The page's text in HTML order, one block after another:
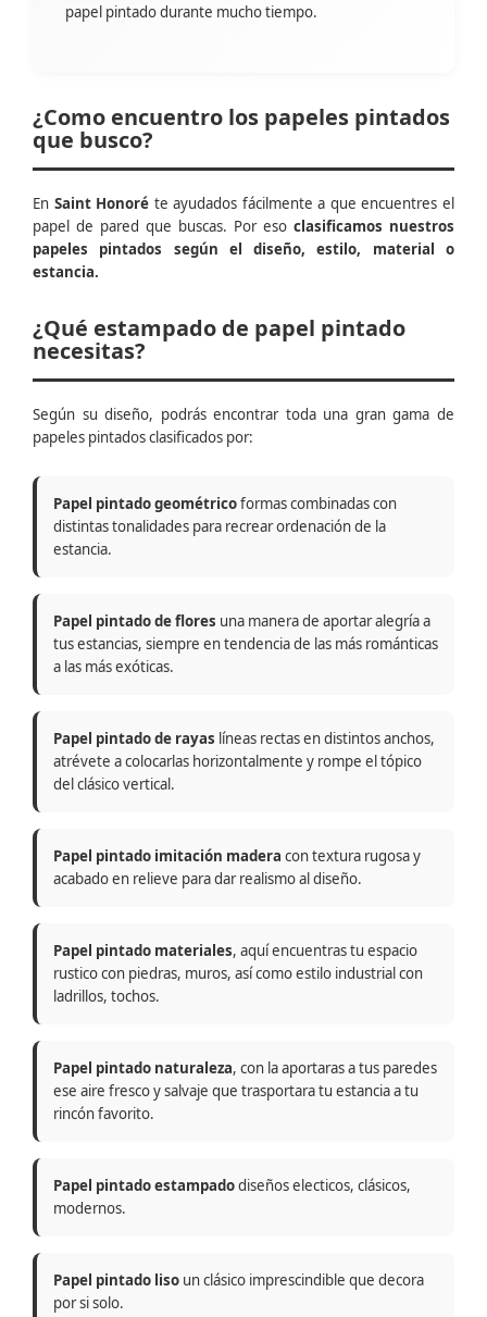
papel pintado durante mucho tiempo.
¿Como encuentro los papeles pintados
que busco?
En Saint Honoré te ayudados fácilmente a que encuentres el
papel de pared que buscas. Por eso clasificamos nuestros
papeles pintados según el diseño, estilo, material o
estancia.
¿Qué estampado de papel pintado
necesitas?
Según su diseño, podrás encontrar toda una gran gama de
papeles pintados clasificados por:
Papel pintado geométricoformas combinadas con
distintas tonalidades para recrear ordenación de la
estancia.
Papel pintado de flores una manera de aportar alegría a
tus estancias, siempre en tendencia de las más románticas
a las más exóticas.
Papel pintado de rayas líneas rectas en distintos anchos,
atrévete a colocarlas horizontalmente y rompe el tópico
del clásico vertical.
Papel pintado imitación madera con textura rugosa y
acabado en relieve para dar realismo al diseño.
Papel pintado materiales, aquí encuentras tu espacio
rustico con piedras, muros, así como estilo industrial con
ladrillos, tochos.
Papel pintado naturaleza, con la aportaras a tus paredes
ese aire fresco y salvaje que trasportara tu estancia a tu
rincón favorito.
Papel pintado estampadodiseños electicos, clásicos,
modernos.
Papel pintado liso un clásico imprescindible que decora
por si solo.